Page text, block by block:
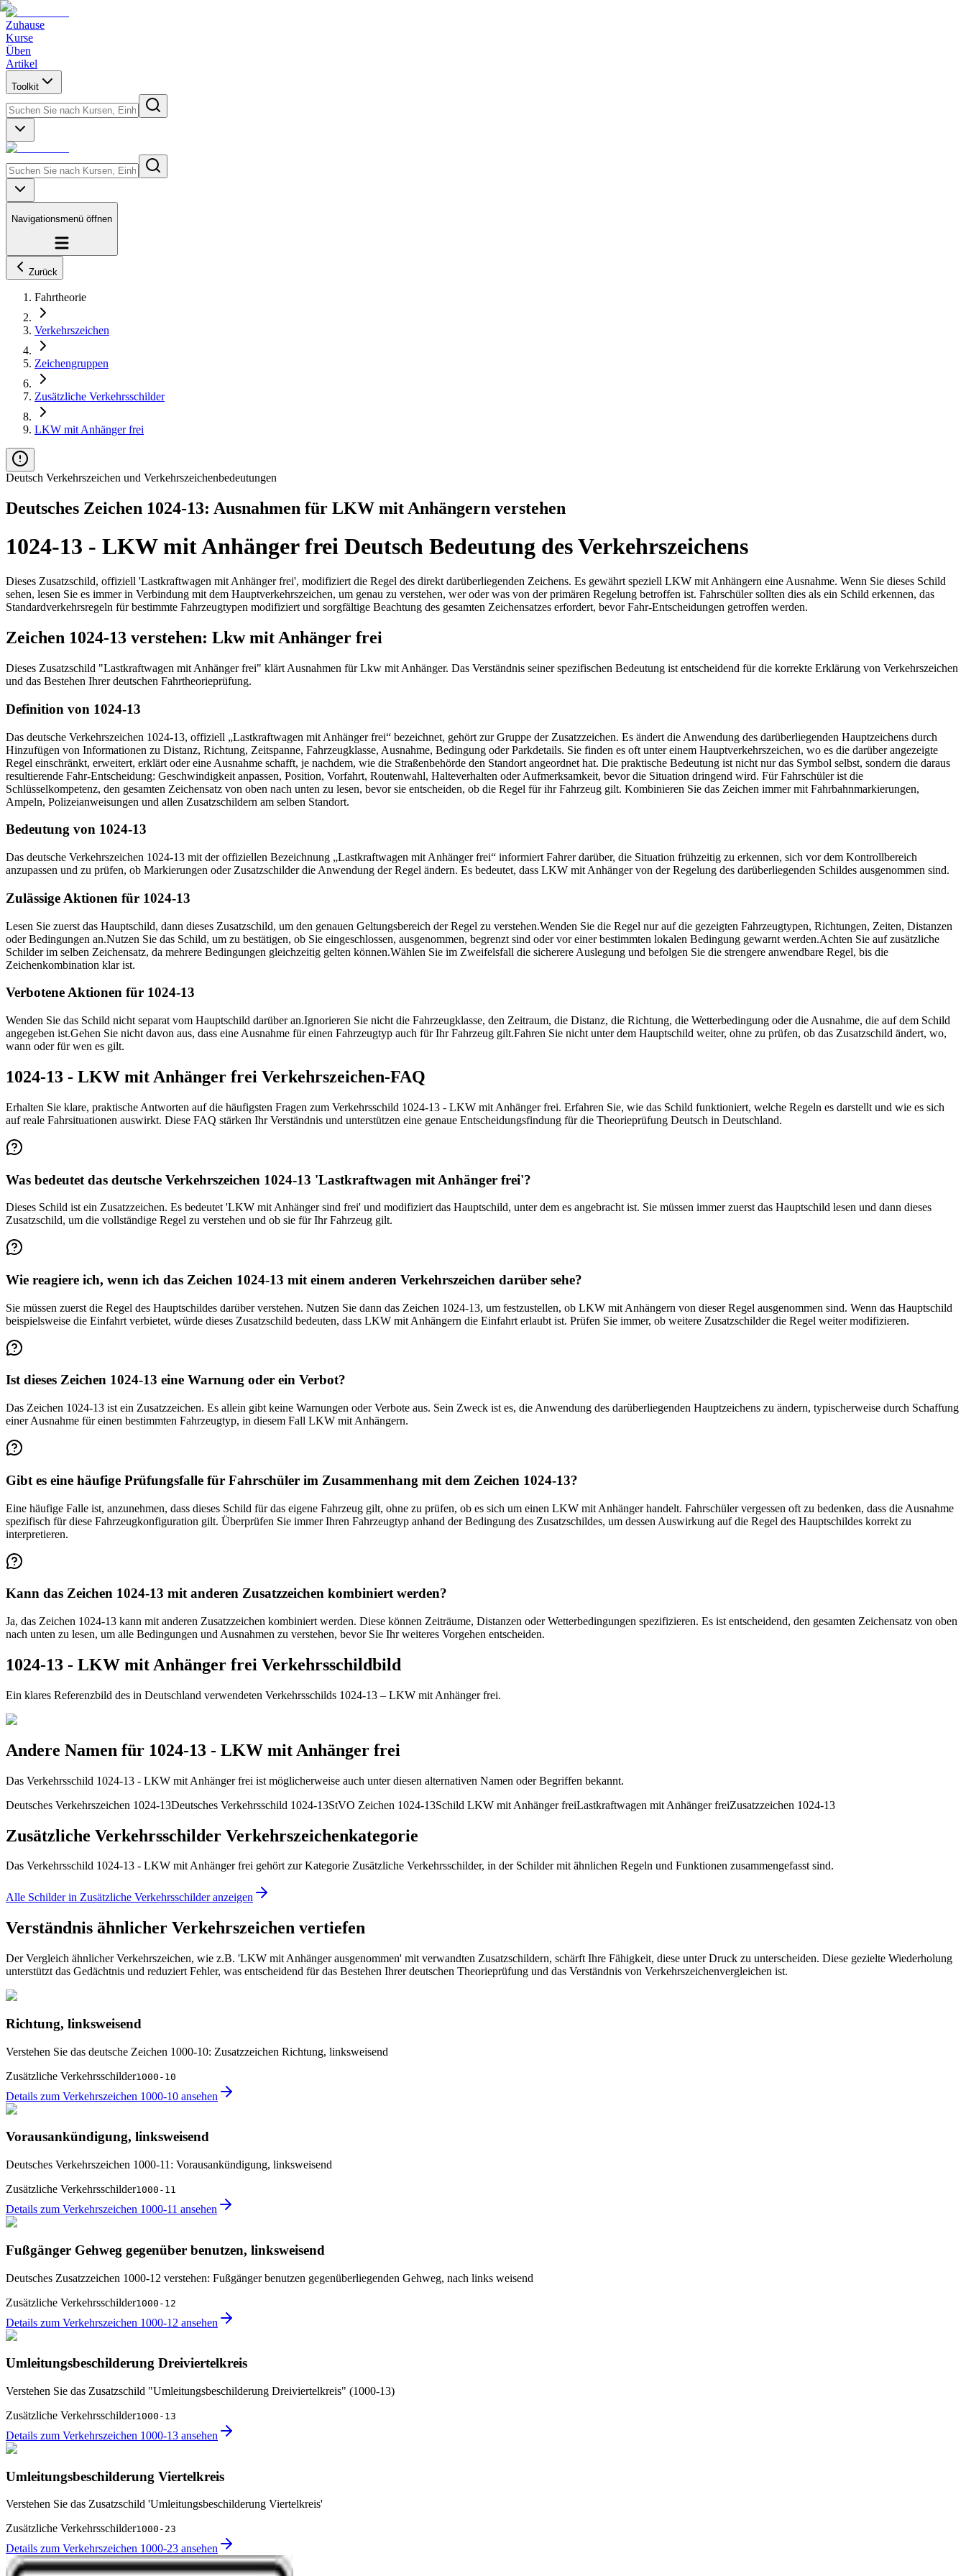
Zuhause
Kurse
Üben
Artikel
Toolkit
Navigationsmenü öffnen
Zurück
Fahrtheorie
Verkehrszeichen
Zeichengruppen
Zusätzliche Verkehrsschilder
LKW mit Anhänger frei
Deutsch Verkehrszeichen und Verkehrszeichenbedeutungen
Deutsches Zeichen 1024-13: Ausnahmen für LKW mit Anhängern verstehen
1024-13 - LKW mit Anhänger frei Deutsch Bedeutung des Verkehrszeichens
Dieses Zusatzschild, offiziell 'Lastkraftwagen mit Anhänger frei', modifiziert die Regel des direkt darüberliegenden Zeichens. Es gewährt speziell LKW mit Anhängern eine Ausnahme. Wenn Sie dieses Schild
sehen, lesen Sie es immer in Verbindung mit dem Hauptverkehrszeichen, um genau zu verstehen, wer oder was von der primären Regelung betroffen ist. Fahrschüler sollten dies als ein Schild erkennen, das
Standardverkehrsregeln für bestimmte Fahrzeugtypen modifiziert und sorgfältige Beachtung des gesamten Zeichensatzes erfordert, bevor Fahr-Entscheidungen getroffen werden.
Zeichen 1024-13 verstehen: Lkw mit Anhänger frei
Dieses Zusatzschild "Lastkraftwagen mit Anhänger frei" klärt Ausnahmen für Lkw mit Anhänger. Das Verständnis seiner spezifischen Bedeutung ist entscheidend für die korrekte Erklärung von Verkehrszeichen
und das Bestehen Ihrer deutschen Fahrtheorieprüfung.
Definition von 1024-13
Das deutsche Verkehrszeichen 1024-13, offiziell „Lastkraftwagen mit Anhänger frei“ bezeichnet, gehört zur Gruppe der Zusatzzeichen. Es ändert die Anwendung des darüberliegenden Hauptzeichens durch
Hinzufügen von Informationen zu Distanz, Richtung, Zeitspanne, Fahrzeugklasse, Ausnahme, Bedingung oder Parkdetails. Sie finden es oft unter einem Hauptverkehrszeichen, wo es die darüber angezeigte
Regel einschränkt, erweitert, erklärt oder eine Ausnahme schafft, je nachdem, wie die Straßenbehörde den Standort angeordnet hat. Die praktische Bedeutung ist nicht nur das Symbol selbst, sondern die daraus
resultierende Fahr-Entscheidung: Geschwindigkeit anpassen, Position, Vorfahrt, Routenwahl, Halteverhalten oder Aufmerksamkeit, bevor die Situation dringend wird. Für Fahrschüler ist die
Schlüsselkompetenz, den gesamten Zeichensatz von oben nach unten zu lesen, bevor sie entscheiden, ob die Regel für ihr Fahrzeug gilt. Kombinieren Sie das Zeichen immer mit Fahrbahnmarkierungen,
Ampeln, Polizeianweisungen und allen Zusatzschildern am selben Standort.
Bedeutung von 1024-13
Das deutsche Verkehrszeichen 1024-13 mit der offiziellen Bezeichnung „Lastkraftwagen mit Anhänger frei“ informiert Fahrer darüber, die Situation frühzeitig zu erkennen, sich vor dem Kontrollbereich
anzupassen und zu prüfen, ob Markierungen oder Zusatzschilder die Anwendung der Regel ändern. Es bedeutet, dass LKW mit Anhänger von der Regelung des darüberliegenden Schildes ausgenommen sind.
Zulässige Aktionen für 1024-13
Lesen Sie zuerst das Hauptschild, dann dieses Zusatzschild, um den genauen Geltungsbereich der Regel zu verstehen.Wenden Sie die Regel nur auf die gezeigten Fahrzeugtypen, Richtungen, Zeiten, Distanzen
oder Bedingungen an.Nutzen Sie das Schild, um zu bestätigen, ob Sie eingeschlossen, ausgenommen, begrenzt sind oder vor einer bestimmten lokalen Bedingung gewarnt werden.Achten Sie auf zusätzliche
Schilder im selben Zeichensatz, da mehrere Bedingungen gleichzeitig gelten können.Wählen Sie im Zweifelsfall die sicherere Auslegung und befolgen Sie die strengere anwendbare Regel, bis die
Zeichenkombination klar ist.
Verbotene Aktionen für 1024-13
Wenden Sie das Schild nicht separat vom Hauptschild darüber an.Ignorieren Sie nicht die Fahrzeugklasse, den Zeitraum, die Distanz, die Richtung, die Wetterbedingung oder die Ausnahme, die auf dem Schild
angegeben ist.Gehen Sie nicht davon aus, dass eine Ausnahme für einen Fahrzeugtyp auch für Ihr Fahrzeug gilt.Fahren Sie nicht unter dem Hauptschild weiter, ohne zu prüfen, ob das Zusatzschild ändert, wo,
wann oder für wen es gilt.
1024-13 - LKW mit Anhänger frei Verkehrszeichen-FAQ
Erhalten Sie klare, praktische Antworten auf die häufigsten Fragen zum Verkehrsschild 1024-13 - LKW mit Anhänger frei. Erfahren Sie, wie das Schild funktioniert, welche Regeln es darstellt und wie es sich
auf reale Fahrsituationen auswirkt. Diese FAQ stärken Ihr Verständnis und unterstützen eine genaue Entscheidungsfindung für die Theorieprüfung Deutsch in Deutschland.
Was bedeutet das deutsche Verkehrszeichen 1024-13 'Lastkraftwagen mit Anhänger frei'?
Dieses Schild ist ein Zusatzzeichen. Es bedeutet 'LKW mit Anhänger sind frei' und modifiziert das Hauptschild, unter dem es angebracht ist. Sie müssen immer zuerst das Hauptschild lesen und dann dieses
Zusatzschild, um die vollständige Regel zu verstehen und ob sie für Ihr Fahrzeug gilt.
Wie reagiere ich, wenn ich das Zeichen 1024-13 mit einem anderen Verkehrszeichen darüber sehe?
Sie müssen zuerst die Regel des Hauptschildes darüber verstehen. Nutzen Sie dann das Zeichen 1024-13, um festzustellen, ob LKW mit Anhängern von dieser Regel ausgenommen sind. Wenn das Hauptschild
beispielsweise die Einfahrt verbietet, würde dieses Zusatzschild bedeuten, dass LKW mit Anhängern die Einfahrt erlaubt ist. Prüfen Sie immer, ob weitere Zusatzschilder die Regel weiter modifizieren.
Ist dieses Zeichen 1024-13 eine Warnung oder ein Verbot?
Das Zeichen 1024-13 ist ein Zusatzzeichen. Es allein gibt keine Warnungen oder Verbote aus. Sein Zweck ist es, die Anwendung des darüberliegenden Hauptzeichens zu ändern, typischerweise durch Schaffung
einer Ausnahme für einen bestimmten Fahrzeugtyp, in diesem Fall LKW mit Anhängern.
Gibt es eine häufige Prüfungsfalle für Fahrschüler im Zusammenhang mit dem Zeichen 1024-13?
Eine häufige Falle ist, anzunehmen, dass dieses Schild für das eigene Fahrzeug gilt, ohne zu prüfen, ob es sich um einen LKW mit Anhänger handelt. Fahrschüler vergessen oft zu bedenken, dass die Ausnahme
spezifisch für diese Fahrzeugkonfiguration gilt. Überprüfen Sie immer Ihren Fahrzeugtyp anhand der Bedingung des Zusatzschildes, um dessen Auswirkung auf die Regel des Hauptschildes korrekt zu
interpretieren.
Kann das Zeichen 1024-13 mit anderen Zusatzzeichen kombiniert werden?
Ja, das Zeichen 1024-13 kann mit anderen Zusatzzeichen kombiniert werden. Diese können Zeiträume, Distanzen oder Wetterbedingungen spezifizieren. Es ist entscheidend, den gesamten Zeichensatz von oben
nach unten zu lesen, um alle Bedingungen und Ausnahmen zu verstehen, bevor Sie Ihr weiteres Vorgehen entscheiden.
1024-13 - LKW mit Anhänger frei Verkehrsschildbild
Ein klares Referenzbild des in Deutschland verwendeten Verkehrsschilds 1024-13 – LKW mit Anhänger frei.
Andere Namen für 1024-13 - LKW mit Anhänger frei
Das Verkehrsschild 1024-13 - LKW mit Anhänger frei ist möglicherweise auch unter diesen alternativen Namen oder Begriffen bekannt.
Deutsches Verkehrszeichen 1024-13Deutsches Verkehrsschild 1024-13StVO Zeichen 1024-13Schild LKW mit Anhänger freiLastkraftwagen mit Anhänger freiZusatzzeichen 1024-13
Zusätzliche Verkehrsschilder Verkehrszeichenkategorie
Das Verkehrsschild 1024-13 - LKW mit Anhänger frei gehört zur Kategorie Zusätzliche Verkehrsschilder, in der Schilder mit ähnlichen Regeln und Funktionen zusammengefasst sind.
Alle Schilder in Zusätzliche Verkehrsschilder anzeigen
Verständnis ähnlicher Verkehrszeichen vertiefen
Der Vergleich ähnlicher Verkehrszeichen, wie z.B. 'LKW mit Anhänger ausgenommen' mit verwandten Zusatzschildern, schärft Ihre Fähigkeit, diese unter Druck zu unterscheiden. Diese gezielte Wiederholung
unterstützt das Gedächtnis und reduziert Fehler, was entscheidend für das Bestehen Ihrer deutschen Theorieprüfung und das Verständnis von Verkehrszeichenvergleichen ist.
Richtung, linksweisend
Verstehen Sie das deutsche Zeichen 1000-10: Zusatzzeichen Richtung, linksweisend
Zusätzliche Verkehrsschilder1000-10
Details zum Verkehrszeichen 1000-10 ansehen
Vorausankündigung, linksweisend
Deutsches Verkehrszeichen 1000-11: Vorausankündigung, linksweisend
Zusätzliche Verkehrsschilder1000-11
Details zum Verkehrszeichen 1000-11 ansehen
Fußgänger Gehweg gegenüber benutzen, linksweisend
Deutsches Zusatzzeichen 1000-12 verstehen: Fußgänger benutzen gegenüberliegenden Gehweg, nach links weisend
Zusätzliche Verkehrsschilder1000-12
Details zum Verkehrszeichen 1000-12 ansehen
Umleitungsbeschilderung Dreiviertelkreis
Verstehen Sie das Zusatzschild "Umleitungsbeschilderung Dreiviertelkreis" (1000-13)
Zusätzliche Verkehrsschilder1000-13
Details zum Verkehrszeichen 1000-13 ansehen
Umleitungsbeschilderung Viertelkreis
Verstehen Sie das Zusatzschild 'Umleitungsbeschilderung Viertelkreis'
Zusätzliche Verkehrsschilder1000-23
Details zum Verkehrszeichen 1000-23 ansehen